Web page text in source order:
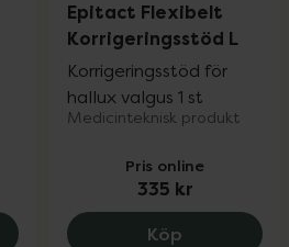
Epitact Flexibelt
Korrigeringsstöd L
Korrigeringsstöd för
hallux valgus 1 st
Medicinteknisk produkt
Pris online
335 kr
Köp Epitact